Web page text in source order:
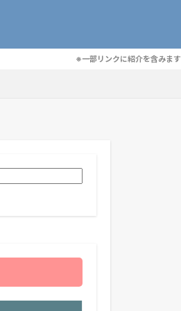
※一部リンクに紹介を含みます